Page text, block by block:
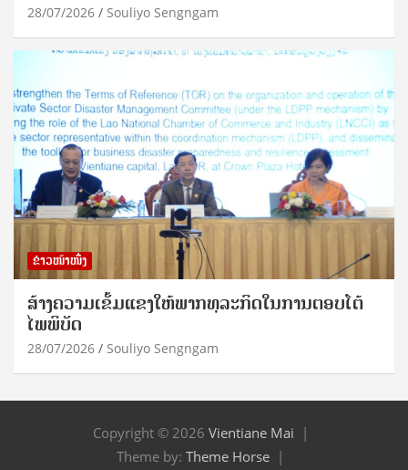
28/07/2026 Souliyo Sengngam
ຂ່າວໜ້າໜຶ່ງ
ສ້າງຄວາມເຂັ້ມແຂງໃຫ້ພາກທຸລະກິດໃນການຕອບໂຕ້
ໄພພິບັດ
28/07/2026 Souliyo Sengngam
Copyright © 2026 Vientiane Mai
Theme by: Theme Horse